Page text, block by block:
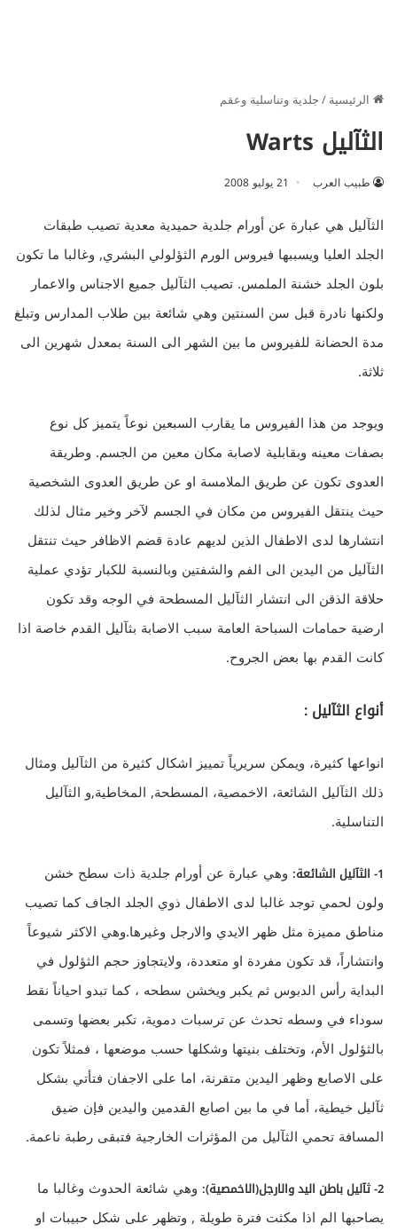
الرئيسية/جلدية وتناسلية وعقم
الثآليل Warts
طبيب العرب 21 يوليو 2008
الثآليل هي عبارة عن أورام جلدية حميدية معدية تصيب طبقات
الجلد العليا ويسببها فيروس الورم الثؤلولي البشري, وغالبا ما تكون
بلون الجلد خشنة الملمس. تصيب الثآليل جميع الاجناس والاعمار
ولكنها نادرة قبل سن السنتين وهي شائعة بين طلاب المدارس وتبلغ
مدة الحضانة للفيروس ما بين الشهر الى السنة بمعدل شهرين الى
ثلاثة.
ويوجد من هذا الفيروس ما يقارب السبعين نوعاً يتميز كل نوع
بصفات معينه وبقابلية لاصابة مكان معين من الجسم. وطريقة
العدوى تكون عن طريق الملامسة او عن طريق العدوى الشخصية
حيث ينتقل الفيروس من مكان في الجسم لآخر وخير مثال لذلك
انتشارها لدى الاطفال الذين لديهم عادة قضم الاظافر حيث تنتقل
الثآليل من اليدين الى الفم والشفتين وبالنسبة للكبار تؤدي عملية
حلاقة الذقن الى انتشار الثآليل المسطحة في الوجه وقد تكون
ارضية حمامات السباحة العامة سبب الاصابة بثآليل القدم خاصة اذا
كانت القدم بها بعض الجروح.
أنواع الثآليل :
انواعها كثيرة، ويمكن سريرياً تمييز اشكال كثيرة من الثآليل ومثال
ذلك الثآليل الشائعة، الاخمصية، المسطحة, المخاطية,و الثآليل
التناسلية.
1- الثآليل الشائعة:
وهي عبارة عن أورام جلدية ذات سطح خشن
ولون لحمي توجد غالبا لدى الاطفال ذوي الجلد الجاف كما تصيب
مناطق مميزة مثل ظهر الايدي والارجل وغيرها.وهي الاكثر شيوعاً
وانتشاراً، قد تكون مفردة او متعددة، ولايتجاوز حجم الثؤلول في
البداية رأس الدبوس ثم يكبر ويخشن سطحه ، كما تبدو احياناً نقط
سوداء في وسطه تحدث عن ترسبات دموية، تكبر بعضها وتسمى
بالثؤلول الأم، وتختلف بنيتها وشكلها حسب موضعها ، فمثلاً تكون
على الاصابع وظهر اليدين متقرنة، اما على الاجفان فتأتي بشكل
ثآليل خيطية، أما في ما بين اصابع القدمين واليدين فإن ضيق
المسافة تحمي الثآليل من المؤثرات الخارجية فتبقى رطبة ناعمة.
2- ثآليل باطن اليد والارجل(الاخمصية):
وهي شائعة الحدوث وغالبا ما
يصاحبها الم اذا مكثت فترة طويلة , وتظهر على شكل حبيبات او